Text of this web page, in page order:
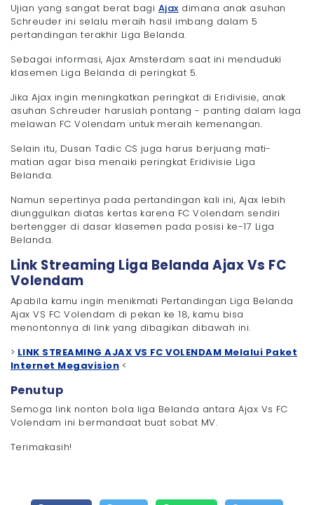
Ujian yang sangat berat bagi Ajaxdimana anak asuhan
Schreuder ini selalu meraih hasil imbang dalam 5
pertandingan terakhir Liga Belanda.
Sebagai informasi, Ajax Amsterdam saat ini menduduki
klasemen Liga Belanda di peringkat 5.
Jika Ajax ingin meningkatkan peringkat di Eridivisie, anak
asuhan Schreuder haruslah pontang - panting dalam laga
melawan FC Volendam untuk meraih kemenangan.
Selain itu, Dusan Tadic CS juga harus berjuang mati-
matian agar bisa menaiki peringkat Eridivisie Liga
Belanda.
Namun sepertinya pada pertandingan kali ini, Ajax lebih
diunggulkan diatas kertas karena FC Volendam sendiri
bertengger di dasar klasemen pada posisi ke-17 Liga
Belanda.
Link Streaming Liga Belanda Ajax Vs FC
Volendam
Apabila kamu ingin menikmati Pertandingan Liga Belanda
Ajax VS FC Volendam di pekan ke 18, kamu bisa
menontonnya di link yang dibagikan dibawah ini.
> LINK STREAMING AJAX VS FC VOLENDAM Melalui Paket
Internet Megavision <
Penutup
Semoga link nonton bola liga Belanda antara Ajax Vs FC
Volendam ini bermandaat buat sobat MV.
Terimakasih!